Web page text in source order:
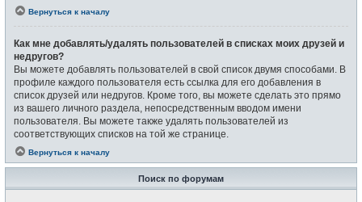
Вернуться к началу
Как мне добавлять/удалять пользователей в списках моих друзей и
недругов?
Вы можете добавлять пользователей в свой список двумя способами. В
профиле каждого пользователя есть ссылка для его добавления в
список друзей или недругов. Кроме того, вы можете сделать это прямо
из вашего личного раздела, непосредственным вводом имени
пользователя. Вы можете также удалять пользователей из
соответствующих списков на той же странице.
Вернуться к началу
Поиск по форумам